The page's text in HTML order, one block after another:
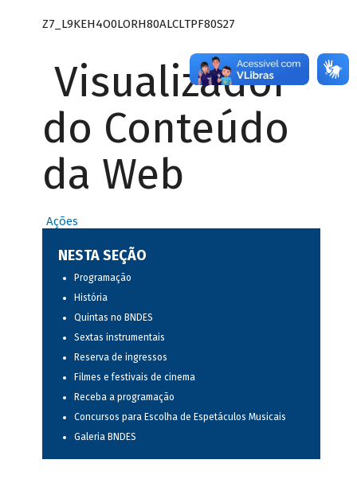
Z7_L9KEH4O0LORH80ALCLTPF80S27
Visualizador
do Conteúdo
da Web
Ações
NESTA SEÇÃO
Programação
História
Quintas no BNDES
Sextas instrumentais
Reserva de ingressos
Filmes e festivais de cinema
Receba a programação
Concursos para Escolha de Espetáculos Musicais
Galeria BNDES